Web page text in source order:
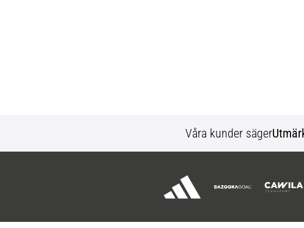
Våra kunder säger